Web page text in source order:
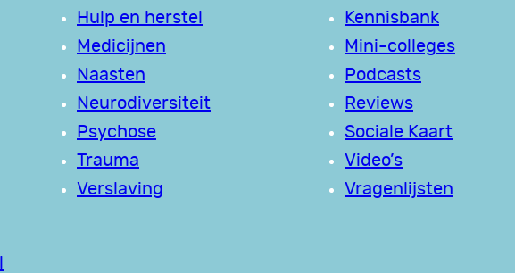
Hulp en herstel
Medicijnen
Naasten
Neurodiversiteit
Psychose
Trauma
Verslaving
Kennisbank
Mini-colleges
Podcasts
Reviews
Sociale Kaart
Video’s
Vragenlijsten